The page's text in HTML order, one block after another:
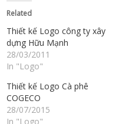
Related
Thiết kế Logo công ty xây
dựng Hữu Mạnh
28/03/2011
In "Logo"
Thiết kế Logo Cà phê
COGECO
28/07/2015
In "Logo"